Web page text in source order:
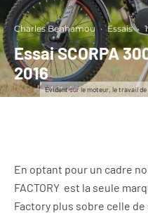
Évident sur le moteur, le travail
Charles Benhamou · Essais ·
Essai SCORPA
2016
En optant pour un cadre
FACTORY est la seule
Factory plus sobre celle